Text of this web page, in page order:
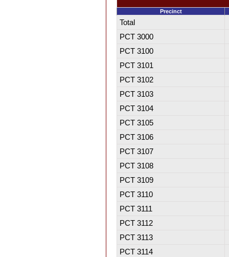
Precinct
Total
PCT 3000
PCT 3100
PCT 3101
PCT 3102
PCT 3103
PCT 3104
PCT 3105
PCT 3106
PCT 3107
PCT 3108
PCT 3109
PCT 3110
PCT 3111
PCT 3112
PCT 3113
PCT 3114